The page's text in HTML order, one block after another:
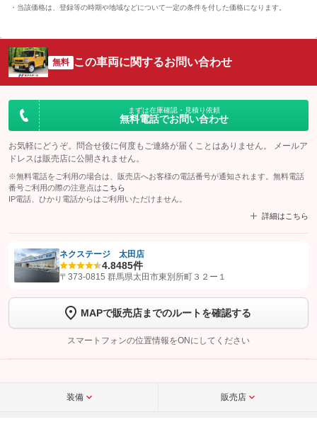
当該価格は、登録等の時期や地域などについて一定の条件を付した価格になります。
無料 この車両に関するお問い合わせ
まずは在庫確認・見積り依頼
無料電話でお問い合わせ
お気軽にどうぞ。問合せ後に何度もご連絡が届くことはありません。 メールア
ドレスは販売店に公開されません。
※無料電話をご利用の場合は、販売店へお客様の電話番号が通知されます。無料電話
番号ご利用の際の注意点は こちら
IP電話、ひかり電話からはご利用いただけません。
詳細はこちら
【STEP1】認証画面でグーネットを友だち追加してから「許可する」ボタンを押
トーク画面で
ボタンをタップして問い合わせを
完了してください。
こちら
ネクステージ 太田店
4.8485件
〒373-0815 群馬県太田市東別所町３２ー１
MAPで販売店までのルートを確認する
スマートフォンの位置情報をONにしてください
装備 販売店